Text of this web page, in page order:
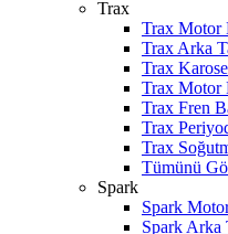
Trax
Trax Motor
Trax Arka
Trax
Trax Motor
Trax Fren
Trax
Trax
Tümünü
Spark
Spark
Spark Arka